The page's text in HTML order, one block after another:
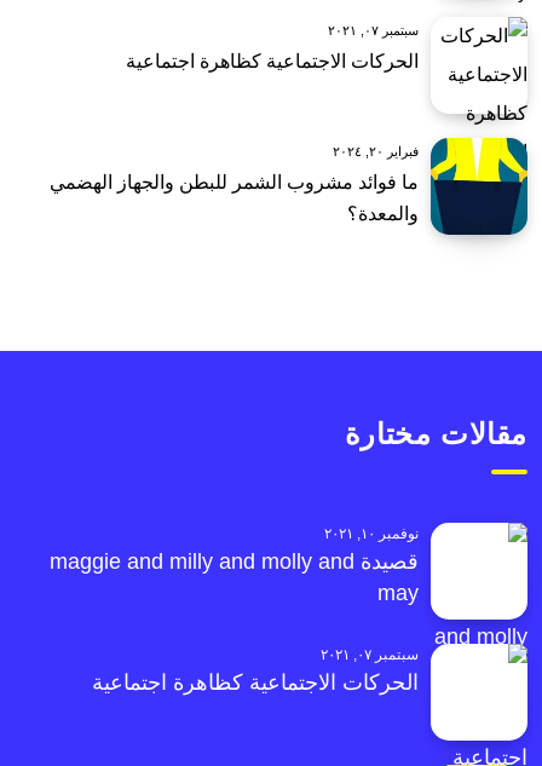
سبتمبر ٠٧, ٢٠٢١
الحركات الاجتماعية كظاهرة اجتماعية
فبراير ٢٠, ٢٠٢٤
ما فوائد مشروب الشمر للبطن والجهاز الهضمي
والمعدة؟
مقالات مختارة
نوفمبر ١٠, ٢٠٢١
قصيدة maggie and milly and molly and
may
سبتمبر ٠٧, ٢٠٢١
الحركات الاجتماعية كظاهرة اجتماعية